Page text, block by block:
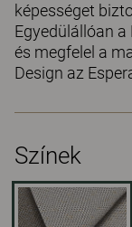
képességet
Egyedülállóan
és megfelel a
Design az
Színek